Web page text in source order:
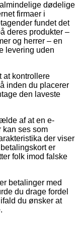
dødelige
firmaer i
fundet det
deres produkter –
og herrer – en
levering uden
at kontrollere
inden du placerer
den laveste
af at en e-
kan ses som
der viser
er
folk imod falske
betalinger med
du drage fordel
du ønsker at